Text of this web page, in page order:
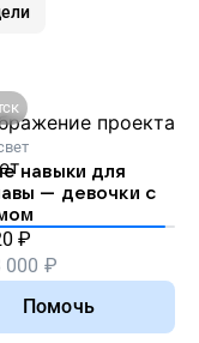
навыки для
— девочки с
₽
000 ₽
Помочь